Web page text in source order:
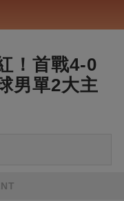
！首戰4-0
男單2大主